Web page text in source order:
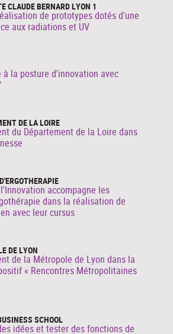
CLAUDE BERNARD LYON 1
de prototypes dotés d'une
aux radiations et UV
à la posture d'innovation avec
DE LA LOIRE
du Département de la Loire dans
accompagne les
dans la réalisation de
avec leur cursus
DE LYON
de la Métropole de Lyon dans la
« Rencontres Métropolitaines
SCHOOL
idées et tester des fonctions de